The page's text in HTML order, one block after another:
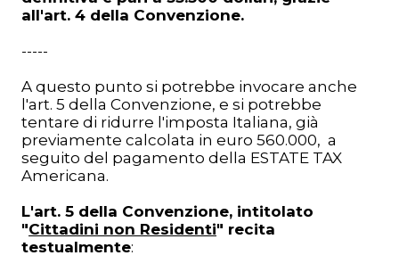
all'art. 4 della Convenzione.
-----
A questo punto si potrebbe invocare anche
l'art. 5 della Convenzione, e si potrebbe
tentare di ridurre l'imposta Italiana, già
previamente calcolata in euro 560.000, a
seguito del pagamento della ESTATE TAX
Americana.
L'art. 5 della Convenzione, intitolato
"Cittadini non Residenti" recita
testualmente: